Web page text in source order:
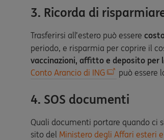
3. Ricorda di
Trasferirsi all’estero può essere
periodo, e risparmia per coprire il
vaccinazioni, affitto e deposito per
Conto Arancio di ING
può essere
4. SOS documenti
Quali documenti portare quando ci
sito del Ministero degli Affari esteri